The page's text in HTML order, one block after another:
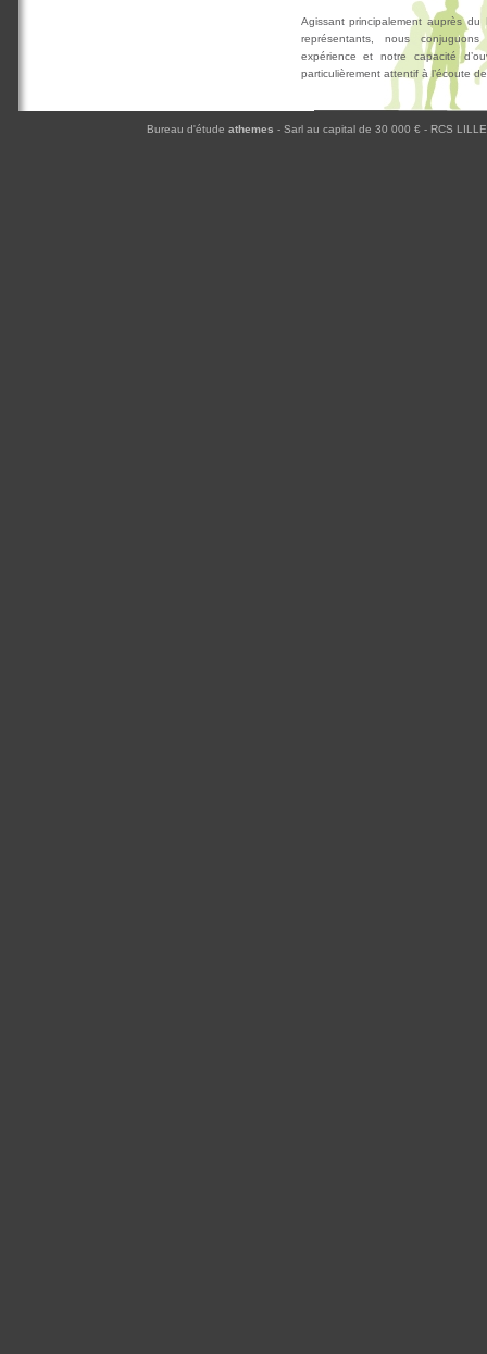
Agissant principalement auprès
représentants, nous
expérience et notre capacité
particulièrement attentif à l’écoute
Bureau d'étude athemes - Sarl au capital de 30 000 € - RCS